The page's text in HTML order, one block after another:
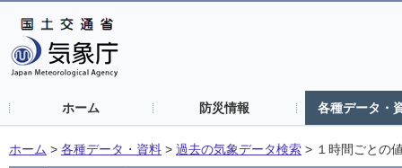
ホーム 防災情報 各種データ・
ホーム > 各種データ・資料 > 過去の気象データ検索 > １時間ごとの